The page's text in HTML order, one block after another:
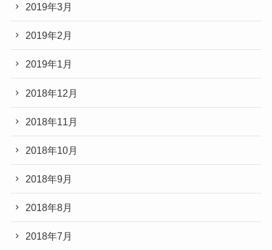
2019年3月
2019年2月
2019年1月
2018年12月
2018年11月
2018年10月
2018年9月
2018年8月
2018年7月